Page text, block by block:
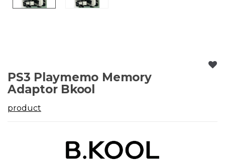
PS3 Playmemo Memory
Adaptor Bkool
product